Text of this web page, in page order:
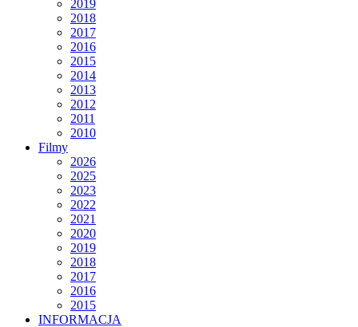
2019
2018
2017
2016
2015
2014
2013
2012
2011
2010
Filmy
2026
2025
2023
2022
2021
2020
2019
2018
2017
2016
2015
INFORMACJA